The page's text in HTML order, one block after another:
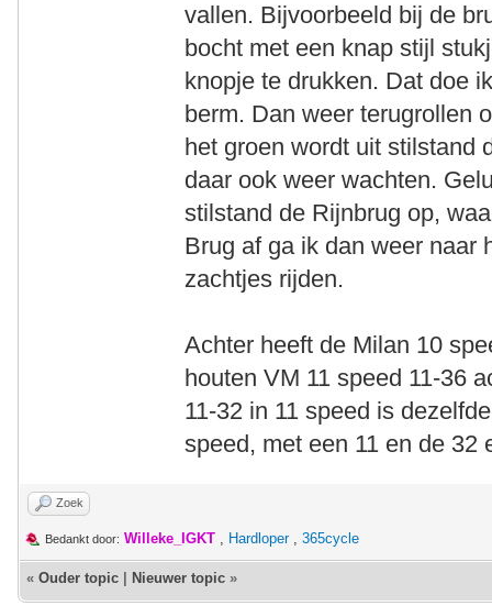
vallen. Bijvoorbeeld bij de
bocht met een knap stijl
knopje te drukken. Dat doe
berm. Dan weer terugrollen
het groen wordt uit stilstand
daar ook weer wachten.
stilstand de Rijnbrug op,
Brug af ga ik dan weer naar
zachtjes rijden.
Achter heeft de Milan 10
houten VM 11 speed 11-36
11-32 in 11 speed is
speed, met een 11 en de 32
Zoek
Bedankt door: Willeke_IGKT , Hardloper, 365cycle
« Ouder topic Nieuwer topic »